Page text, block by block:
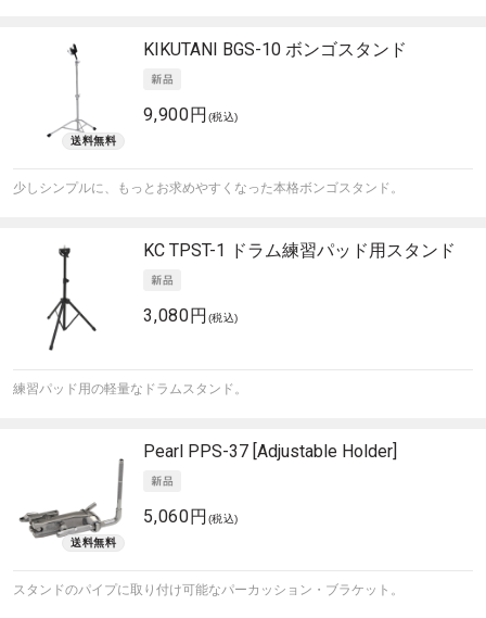
KIKUTANI BGS-10 ボンゴスタンド
9,900円 (税込)
少しシンプルに、もっとお求めやすくなった本格ボンゴスタンド。
KC TPST-1 ドラム練習パッド用スタンド
3,080円 (税込)
練習パッド用の軽量なドラムスタンド。
Pearl PPS-37 [Adjustable Holder]
5,060円 (税込)
スタンドのパイプに取り付け可能なパーカッション・ブラケット。